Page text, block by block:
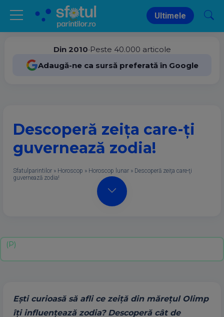
Ultimele
Din 2010•Peste 40.000 articole
Adaugă-ne ca sursă preferată în Google
Descoperă zeiţa care-ţi
guvernează zodia!
Sfatulparintilor » Horoscop » Horoscop lunar » Descoperă zeiţa care-ţi
guvernează zodia!
Eşti curioasă să afli ce zeiţă din măreţul Olimp
îţi influenţează zodia? Descoperă cât de